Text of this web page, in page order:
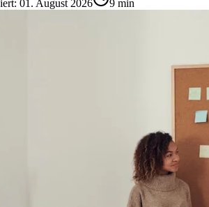
01. August 2026 9 min